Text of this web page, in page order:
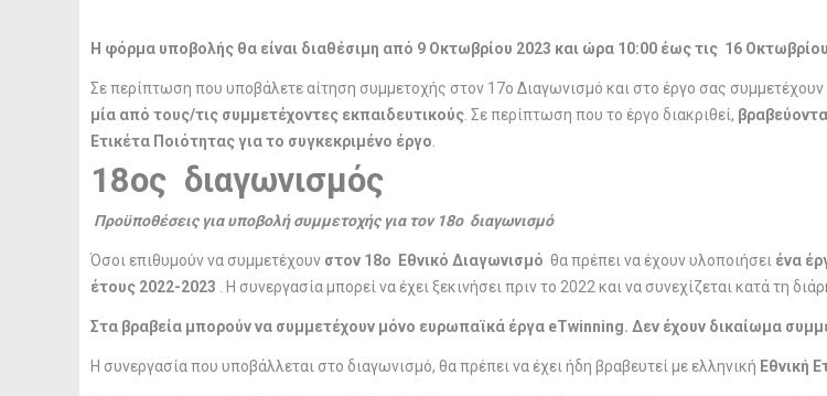
Η φόρμα υποβολής θα είναι διαθέσιμη από 9 Οκτωβρίου 2023 και ώρα 10:00 έως τις 16
Σε περίπτωση που υποβάλετε αίτηση συμμετοχής στον 17o Διαγωνισμό και στο έργο σας συμμετέχουν
μία από τους/τις συμμετέχοντες εκπαιδευτικούς. Σε περίπτωση που το έργο διακριθεί,
Ετικέτα Ποιότητας για το συγκεκριμένο έργο
18ος διαγωνισμός
Προϋποθέσεις για υποβολή συμμετοχής για τον 18ο διαγωνισμό
Όσοι επιθυμούν να συμμετέχουνστον 18ο Εθνικό Διαγωνισμό θα πρέπει να έχουν υλοποιήσει ένα
έτους 2022-2023
. Η συνεργασία μπορεί να έχει ξεκινήσει πριν το 2022 και να συνεχίζεται κατά τη
Στα βραβεία μπορούν να συμμετέχουν μόνο ευρωπαϊκά έργα eTwinning. Δεν έχουν δικαίωμα
Η συνεργασία που υποβάλλεται στο διαγωνισμό, θα πρέπει να έχει ήδη βραβευτεί με ελληνική Εθνική